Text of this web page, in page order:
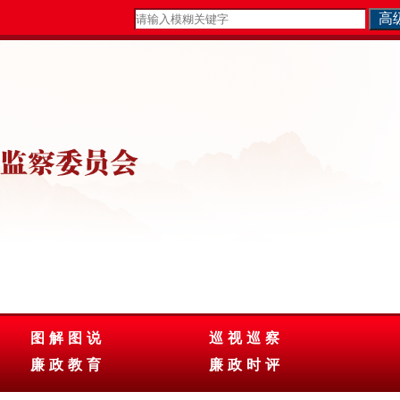
图解图说
廉政教育
巡视巡察
廉政时评